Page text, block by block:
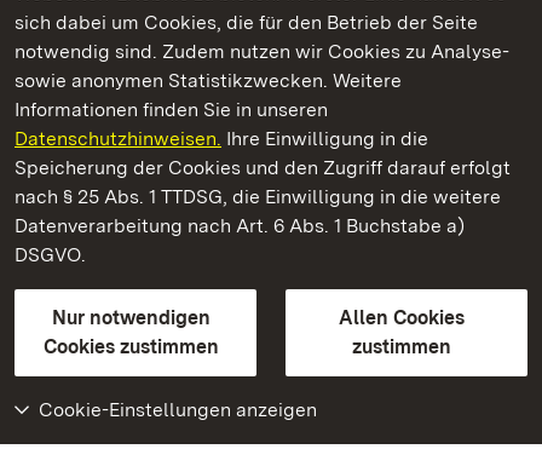
sich dabei um Cookies, die für den Betrieb der Seite
notwendig sind. Zudem nutzen wir Cookies zu Analyse-
sowie anonymen Statistikzwecken. Weitere
Informationen finden Sie in unseren
Datenschutzhinweisen. Ihre Einwilligung in die
Speicherung der Cookies und den Zugriff darauf erfolgt
nach § 25 Abs. 1 TTDSG, die Einwilligung in die weitere
Datenverarbeitung nach Art. 6 Abs. 1 Buchstabe a)
DSGVO.
Nur notwendigen
Cookies zustimmen
Allen Cookies
zustimmen
Cookie-Einstellungen anzeigen
Staatliche Schlösser und Gärten Baden‑Württemberg
Staatliche Schlösser und Gärten Baden-Württemberg
Kontakt
GebärdenspracheLeichte Sprache
Erklärung zur Barrierefreiheit
BITV-konform (geprüfte Seiten)
Weiteres